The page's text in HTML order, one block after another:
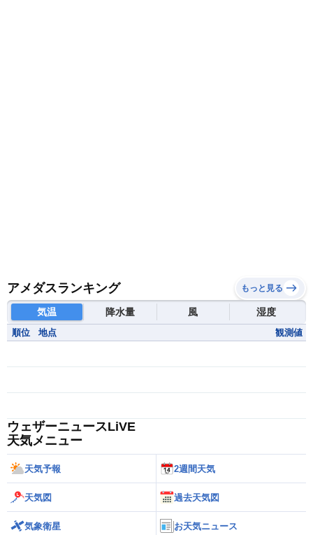
アメダスランキング もっと見る
気温 降水量 風 湿度
順位 地点 観測値
ウェザーニュースLiVE
天気メニュー
天気予報 2週間天気
天気図 過去天気図
気象衛星 お天気ニュース